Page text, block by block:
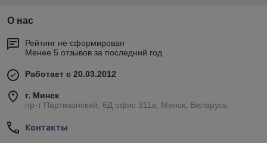
О нас
Рейтинг не сформирован
Менее 5 отзывов за последний год
Работает с 20.03.2012
г. Минск
пр-т Партизанский, 6Д офис 311в, Минск, Беларусь
Контакты